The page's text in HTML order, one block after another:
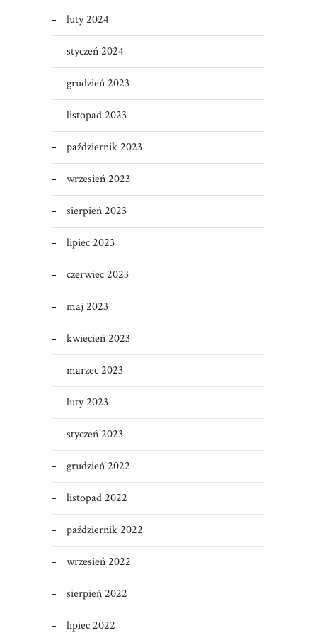
luty 2024
styczeń 2024
grudzień 2023
listopad 2023
październik 2023
wrzesień 2023
sierpień 2023
lipiec 2023
czerwiec 2023
maj 2023
kwiecień 2023
marzec 2023
luty 2023
styczeń 2023
grudzień 2022
listopad 2022
październik 2022
wrzesień 2022
sierpień 2022
lipiec 2022